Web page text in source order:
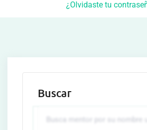
¿Olvidaste tu
Buscar